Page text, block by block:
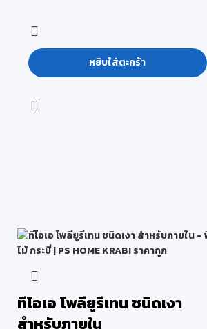
หยิบใส่ตะกร้า
ทีโอเอ โพลียูรีเทน ชนิดเงา
สำหรับภายใน